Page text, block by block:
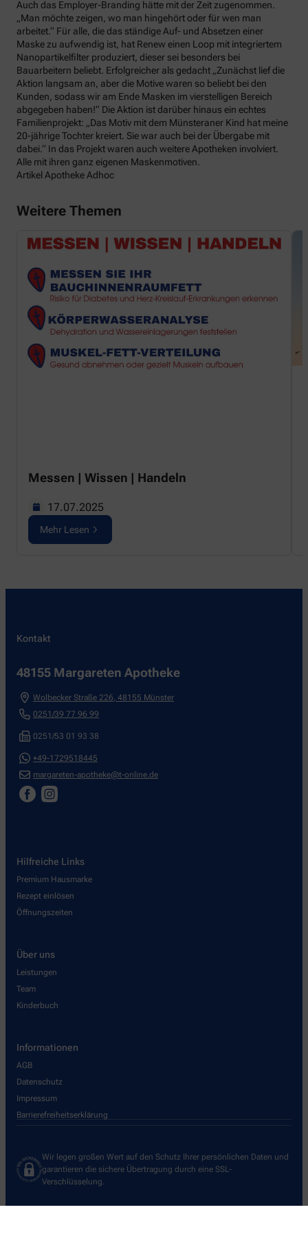
Auch das Employer-Branding hätte mit der Zeit zugenommen.
„Man möchte zeigen, wo man hingehört oder für wen man
arbeitet.“ Für alle, die das ständige Auf- und Absetzen einer
Maske zu aufwendig ist, hat Renew einen Loop mit integriertem
Nanopartikelfilter produziert, dieser sei besonders bei
Bauarbeitern beliebt. Erfolgreicher als gedacht „Zunächst lief die
Aktion langsam an, aber die Motive waren so beliebt bei den
Kunden, sodass wir am Ende Masken im vierstelligen Bereich
abgegeben haben!“ Die Aktion ist darüber hinaus ein echtes
Familienprojekt: „Das Motiv mit dem Münsteraner Kind hat meine
20-jährige Tochter kreiert. Sie war auch bei der Übergabe mit
dabei.“ In das Projekt waren auch weitere Apotheken involviert.
Alle mit ihren ganz eigenen Maskenmotiven.
Artikel Apotheke Adhoc
Weitere Themen
Messen | Wissen | Handeln
17.07.2025
Mehr Lesen
Kontakt
48155 Margareten Apotheke
Wolbecker Straße 226, 48155 Münster
0251/39 77 96 99
0251/53 01 93 38
+49-1729518445
margareten-apotheke@t-online.de
Hilfreiche Links
Premium Hausmarke
Rezept einlösen
Öffnungszeiten
Über uns
Leistungen
Team
Kinderbuch
Informationen
AGB
Datenschutz
Impressum
Barrierefreiheitserklärung
Wir legen großen Wert auf den Schutz Ihrer persönlichen Daten und
garantieren die sichere Übertragung durch eine SSL-
Verschlüsselung.